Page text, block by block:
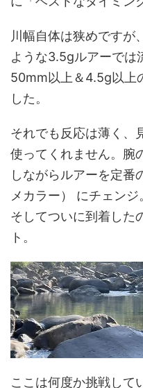
川幅自体は狭めですが
ような3.5gルアーでは
50mm以上＆4.5g以上
した。
それでも反応は薄く、
使ってくれません。腕
しながらルアーを定番
メカラー） にチェンジ
そしてついに到着した
ト。
ここは何度か挑戦して